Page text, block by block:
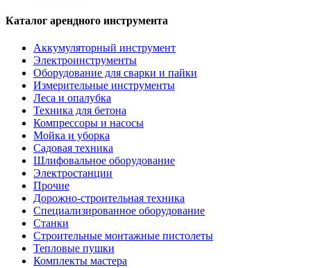
Каталог арендного инструмента
Аккумуляторный инструмент
Электроинструменты
Оборудование для сварки и пайки
Измерительные инструменты
Леса и опалубка
Техника для бетона
Компрессоры и насосы
Мойка и уборка
Садовая техника
Шлифовальное оборудование
Электростанции
Прочие
Дорожно-строительная техника
Специализированное оборудование
Станки
Строительные монтажные пистолеты
Тепловые пушки
Комплекты мастера